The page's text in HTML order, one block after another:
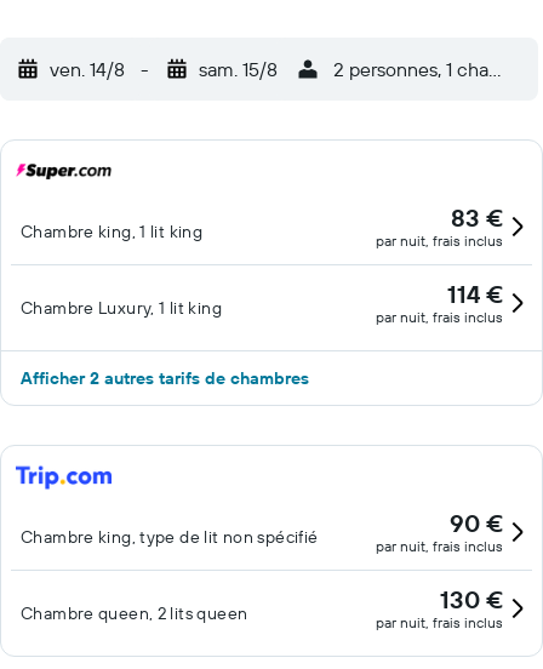
ven. 14/8 - sam. 15/8 2 personnes, 1 chambre
Chambre king, 1 lit king 83 €
par nuit, frais inclus
Chambre Luxury, 1 lit king 114 €
par nuit, frais inclus
Afficher 2 autres tarifs de chambres
Chambre king, type de lit non spécifié 90 €
par nuit, frais inclus
Chambre queen, 2 lits queen 130 €
par nuit, frais inclus